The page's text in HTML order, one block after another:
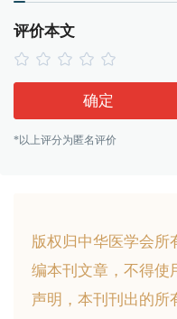
评价本文
确定
*以上评分为匿名评价
版权归中华医学会所
编本刊文章，不得使
声明，本刊刊出的所